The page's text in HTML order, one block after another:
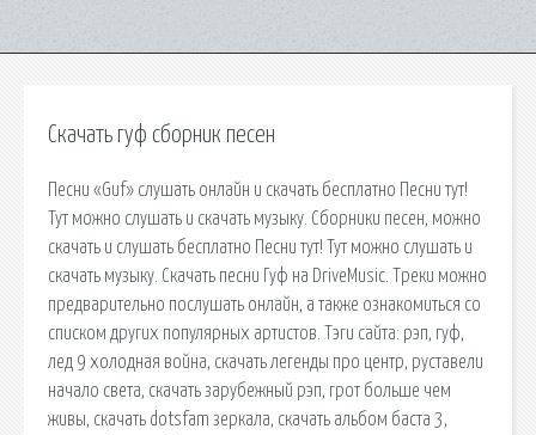
Скачать гуф сборник песен
Песни «Guf» слушать онлайн и скачать бесплатно Песни тут!
Тут можно слушать и скачать музыку. Сборники песен, можно
скачать и слушать бесплатно Песни тут! Тут можно слушать и
скачать музыку. Скачать песни Гуф на DriveMusic. Треки можно
предварительно послушать онлайн, а также ознакомиться со
списком других популярных артистов. Тэги сайта: рэп, гуф,
лед 9 холодная война, скачать легенды про центр, руставели
начало света, скачать зарубежный рэп, грот больше чем
живы, скачать dotsfam зеркала, скачать альбом баста 3,